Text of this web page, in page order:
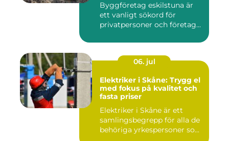
Byggföretag eskilstuna är
ett vanligt sökord för
privatpersoner och företag...
06. jul
Elektriker i Skåne: Trygg el
med fokus på kvalitet och
fasta priser
Elektriker i Skåne är ett
samlingsbegrepp för alla de
behöriga yrkespersoner so...